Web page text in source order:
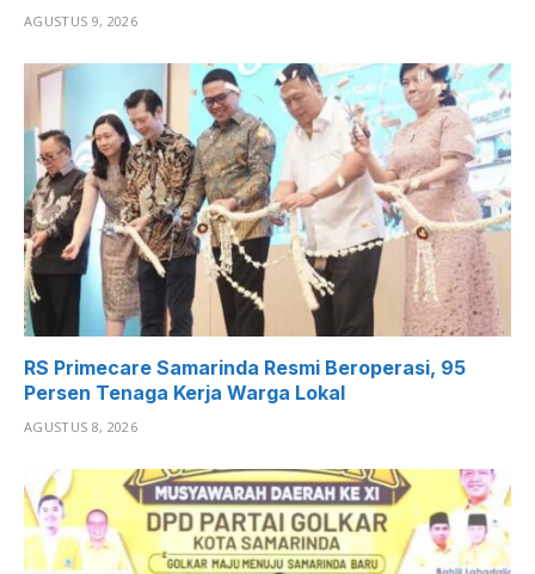
AGUSTUS 9, 2026
RS Primecare Samarinda Resmi Beroperasi, 95
Persen Tenaga Kerja Warga Lokal
AGUSTUS 8, 2026